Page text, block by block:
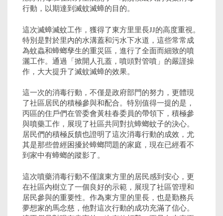
行動，以期達到滅蚊滅蟑的目的。
這次滅蟑滅蚊工作，獲得了東方里里長JJ的高度重視。
特別是對於里內的水溝蓋和污水下水道，這些常常成
為蚊蟲和蟑螂孳生的重災區，進行了全面而細致的噴
灑工作。通過「掀開人孔蓋，噴頭對管噴」的嚴謹操
作，大大提升了滅蚊滅蟑的效果。
這一次的消毒行動，不僅是政府部門的努力，更體現
了社區居民的積極參與和配合。特別值得一提的是，
丙區的住戶們在管委會黃桂春委員的帶領下，積極參
與噴藥工作，展現了社區共同對抗蟑螂蚊子的決心。
居民們的積極反饋也證明了這次消毒行動的成效，尤
其是那些曾經困擾於蟑螂問題的家庭，現在已經看不
到家中有蟑螂的蹤影了。
這次噴藥消毒行動不僅讓東方里的居民感到安心，更
在社區內樹立了一個良好的示範，展現了社區管理和
居民參與的重要性。作為東方里的里長，也是勤務兵
夢想家的馬念慈，他對這次行動的成功充滿了信心。